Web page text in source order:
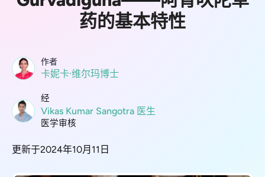
药的基本特性
作者
卡妮卡·维尔玛博士
经
Vikas Kumar Sangotra 医生
医学审核
更新于2024年10月11日